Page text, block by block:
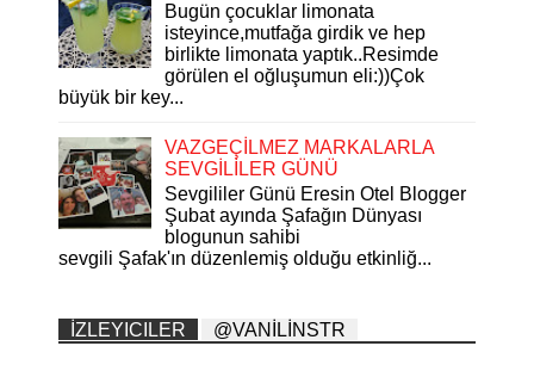
Bugün çocuklar limonata
isteyince,mutfağa girdik ve hep
birlikte limonata yaptık..Resimde
görülen el oğluşumun eli:))Çok
büyük bir key...
VAZGEÇİLMEZ MARKALARLA
SEVGİLİLER GÜNÜ
Sevgililer Günü Eresin Otel Blogger
Şubat ayında Şafağın Dünyası
blogunun sahibi
sevgili Şafak'ın düzenlemiş olduğu etkinliğ...
İZLEYICILER @VANİLİNSTR